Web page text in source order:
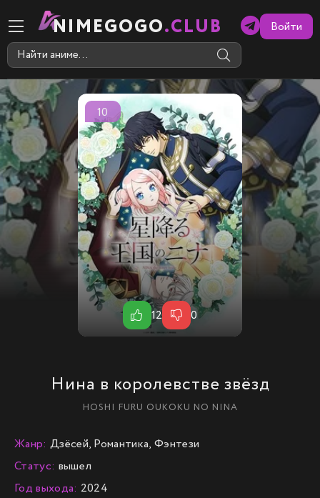
NIMEGOGO.CLUB Войти
Нина в королевстве звёзд
HOSHI FURU OUKOKU NO NINA
10
12 0
Жанр: Дзёсей, Романтика, Фэнтези
Статус: вышел
Год выхода: 2024